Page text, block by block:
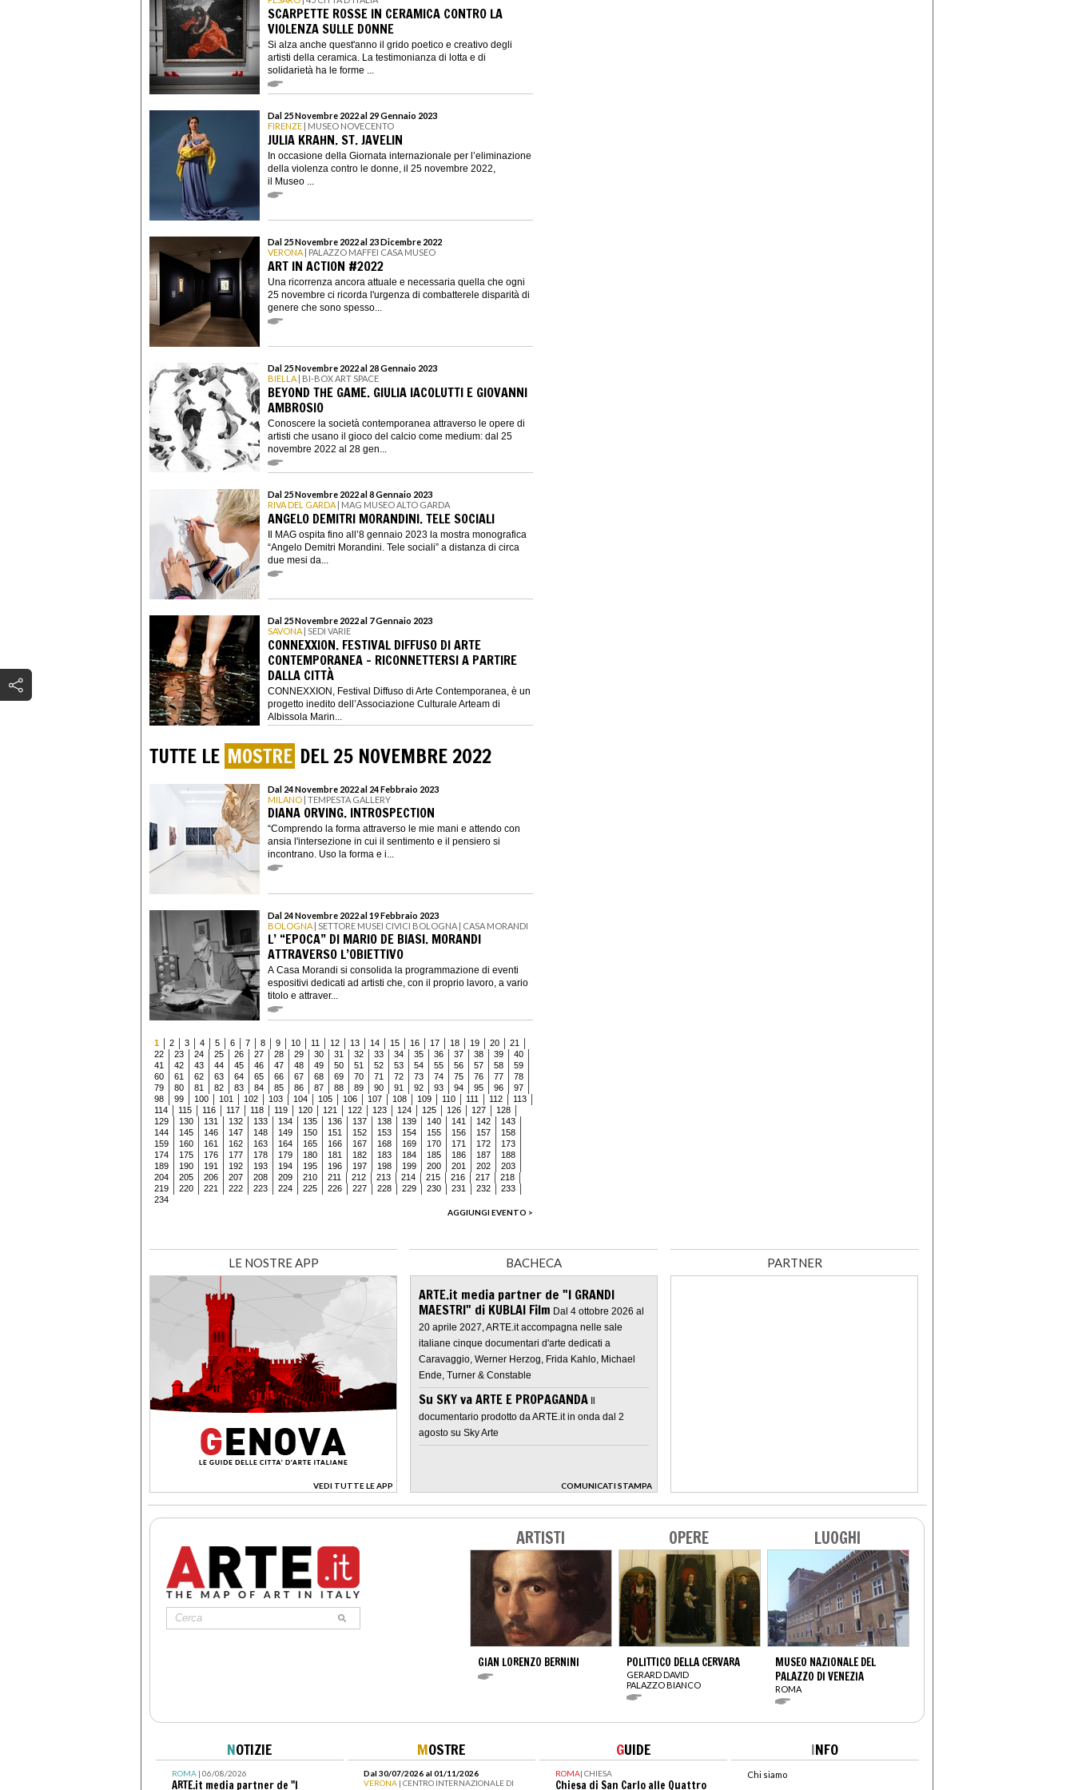
SCARPETTE ROSSE IN CERAMICA CONTRO LA
VIOLENZA SULLE DONNE
Si alza anche quest'anno il grido poetico e creativo degli
artisti della ceramica. La testimonianza di lotta e di
solidarietà ha le forme ...
Dal 25 Novembre 2022 al 29 Gennaio 2023
FIRENZE | MUSEO NOVECENTO
JULIA KRAHN. ST. JAVELIN
In occasione della Giornata internazionale per l’eliminazione
della violenza contro le donne, il 25 novembre 2022,
il Museo ...
Dal 25 Novembre 2022 al 23 Dicembre 2022
VERONA | PALAZZO MAFFEI CASA MUSEO
ART IN ACTION #2022
Una ricorrenza ancora attuale e necessaria quella che ogni
25 novembre ci ricorda l'urgenza di combatterele disparità di
genere che sono spesso...
Dal 25 Novembre 2022 al 28 Gennaio 2023
BIELLA | BI-BOX ART SPACE
BEYOND THE GAME. GIULIA IACOLUTTI E GIOVANNI
AMBROSIO
Conoscere la società contemporanea attraverso le opere di
artisti che usano il gioco del calcio come medium: dal 25
novembre 2022 al 28 gen...
Dal 25 Novembre 2022 al 8 Gennaio 2023
RIVA DEL GARDA | MAG MUSEO ALTO GARDA
ANGELO DEMITRI MORANDINI. TELE SOCIALI
Il MAG ospita fino all’8 gennaio 2023 la mostra monografica
“Angelo Demitri Morandini. Tele sociali” a distanza di circa
due mesi da...
Dal 25 Novembre 2022 al 7 Gennaio 2023
SAVONA | SEDI VARIE
CONNEXXION. FESTIVAL DIFFUSO DI ARTE
CONTEMPORANEA - RICONNETTERSI A PARTIRE
DALLA CITTÀ
CONNEXXION, Festival Diffuso di Arte Contemporanea, è un
progetto inedito dell’Associazione Culturale Arteam di
Albissola Marin...
TUTTE LE MOSTRE DEL 25 NOVEMBRE 2022
Dal 24 Novembre 2022 al 24 Febbraio 2023
MILANO | TEMPESTA GALLERY
DIANA ORVING. INTROSPECTION
“Comprendo la forma attraverso le mie mani e attendo con
ansia l'intersezione in cui il sentimento e il pensiero si
incontrano. Uso la forma e i...
Dal 24 Novembre 2022 al 19 Febbraio 2023
BOLOGNA | SETTORE MUSEI CIVICI BOLOGNA | CASA MORANDI
L’ “EPOCA” DI MARIO DE BIASI. MORANDI
ATTRAVERSO L’OBIETTIVO
A Casa Morandi si consolida la programmazione di eventi
espositivi dedicati ad artisti che, con il proprio lavoro, a vario
titolo e attraver...
1 2 3 4 5 6 7 8 9 10 11 12 13 14 15 16 17 18 19 20
21
22
23 24 25 26 27 28 29 30 31 32 33 34 35 36 37 38 39
40
41
42 43 44 45 46 47 48 49 50 51 52 53 54 55 56 57 58
59
60
61 62 63 64 65 66 67 68 69 70 71 72 73 74 75 76 77
78
79
80 81 82 83 84 85 86 87 88 89 90 91 92 93 94 95 96
97
98
99 100 101 102 103 104 105 106 107 108 109 110 111 112
113
114
115 116 117 118 119 120 121 122 123 124 125 126 127
128
129
130 131 132 133 134 135 136 137 138 139 140 141 142
143
144
145 146 147 148 149 150 151 152 153 154 155 156 157
158
159
160 161 162 163 164 165 166 167 168 169 170 171 172
173
174
175 176 177 178 179 180 181 182 183 184 185 186 187
188
189
190 191 192 193 194 195 196 197 198 199 200 201 202
203
204
205 206 207 208 209 210 211 212 213 214 215 216 217
218
219
220 221 222 223 224 225 226 227 228 229 230 231 232
233
234
AGGIUNGI EVENTO >
LE NOSTRE APP
VEDI TUTTE LE APP
>
BACHECA
ARTE.it media partner de "I GRANDI
MAESTRI" di KUBLAI Film Dal 4 ottobre 2026 al
20 aprile 2027, ARTE.it accompagna nelle sale
italiane cinque documentari d'arte dedicati a
Caravaggio, Werner Herzog, Frida Kahlo, Michael
Ende, Turner & Constable
Su SKY va ARTE E PROPAGANDA Il
documentario prodotto da ARTE.it in onda dal 2
agosto su Sky Arte
COMUNICATI STAMPA
>
PARTNER
ARTISTI
GIAN LORENZO BERNINI
OPERE
POLITTICO DELLA CERVARA
GERARD DAVID
PALAZZO BIANCO
LUOGHI
MUSEO NAZIONALE DEL
PALAZZO DI VENEZIA
ROMA
NOTIZIE
ROMA| 06/08/2026
ARTE.it media partner de "I
MOSTRE
Dal 30/07/2026 al 01/11/2026
VERONA | CENTRO INTERNAZIONALE DI
GUIDE
ROMA| CHIESA
Chiesa di San Carlo alle Quattro
INFO
Chi siamo